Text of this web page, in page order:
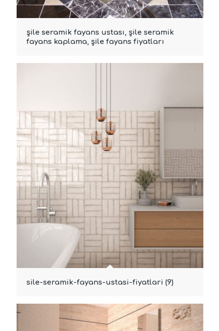
şile seramik fayans ustası, şile seramik
fayans kaplama, şile fayans fiyatları
sile-seramik-fayans-ustasi-fiyatlari (9)